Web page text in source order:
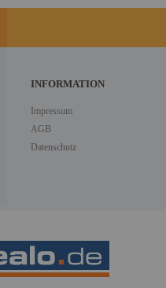
INFORMATION
Impressum
AGB
Datenschutz